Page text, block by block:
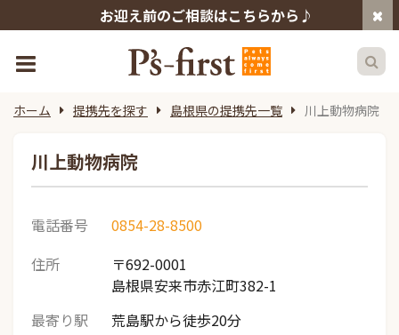
お迎え前のご相談はこちらから♪
ホーム 提携先を探す 島根県の提携先一覧 川上動物病院
川上動物病院
電話番号
0854-28-8500
住所
〒692-0001
島根県安来市赤江町382-1
最寄り駅
荒島駅から徒歩20分